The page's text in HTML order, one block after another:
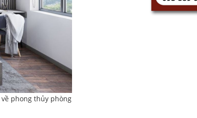
phong thủy phòng